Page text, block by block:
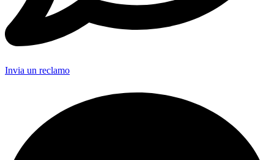
Invia un reclamo